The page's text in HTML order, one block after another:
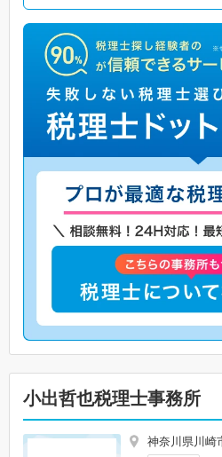
小出哲也税理士事務所
神奈川県川崎